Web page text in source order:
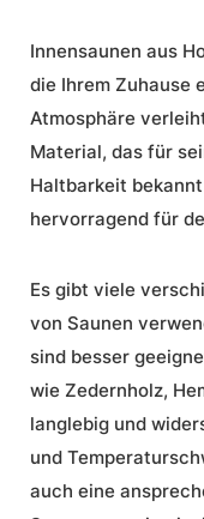
Innensaunen aus
die Ihrem Zuhause
Atmosphäre
Material, das für
Haltbarkeit
hervorragend für
Es gibt viele
von Saunen
sind besser
wie Zedernholz,
langlebig und
und
auch eine